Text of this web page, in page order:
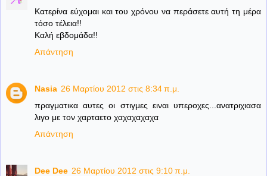
Κατερίνα εύχομαι και του χρόνου να περάσετε αυτή τη μέρα
τόσο τέλεια!!
Καλή εβδομάδα!!
Απάντηση
Nasia 26 Μαρτίου 2012 στις 8:34 π.μ.
πραγματικα αυτες οι στιγμες ειναι υπεροχες...ανατριχιασα
λιγο με τον χαρταετο χαχαχαχαχα
Απάντηση
Dee Dee 26 Μαρτίου 2012 στις 9:10 π.μ.